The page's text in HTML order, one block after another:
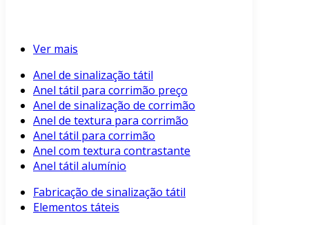
Ver mais
Anel de sinalização tátil
Anel tátil para corrimão preço
Anel de sinalização de corrimão
Anel de textura para corrimão
Anel tátil para corrimão
Anel com textura contrastante
Anel tátil alumínio
Fabricação de sinalização tátil
Elementos táteis